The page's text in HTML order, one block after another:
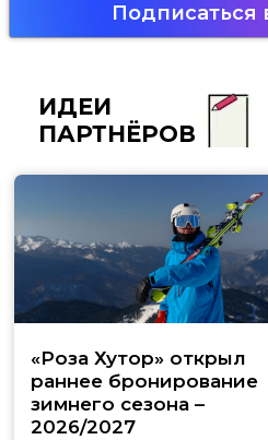
Подписаться
ИДЕИ
ПАРТНЁРОВ
«Роза Хутор» открыл
раннее бронирование
зимнего сезона –
2026/2027